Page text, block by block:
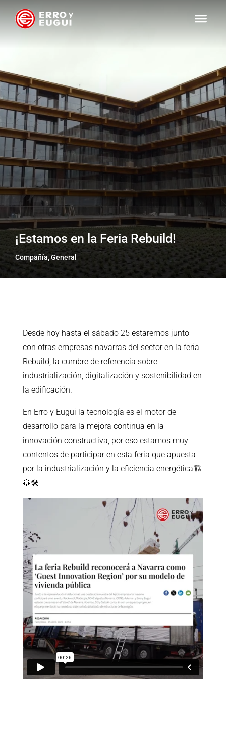
¡Estamos en la Feria Rebuild!
Compañía,General
Desde hoy hasta el sábado 25 estaremos junto
con otras empresas navarras del sector en la feria
Rebuild, la cumbre de referencia sobre
industrialización, digitalización y sostenibilidad en
la edificación.
En Erro y Eugui la tecnología es el motor de
desarrollo para la mejora continua en la
innovación constructiva, por eso estamos muy
contentos de participar en esta feria que apuesta
por la industrialización y la eficiencia energética🏗️
👷🛠️